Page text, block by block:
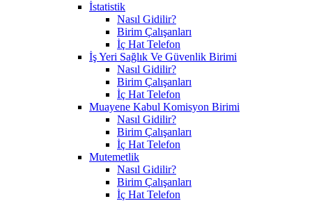
İstatistik
Nasıl Gidilir?
Birim Çalışanları
İç Hat Telefon
İş Yeri Sağlık Ve Güvenlik Birimi
Nasıl Gidilir?
Birim Çalışanları
İç Hat Telefon
Muayene Kabul Komisyon Birimi
Nasıl Gidilir?
Birim Çalışanları
İç Hat Telefon
Mutemetlik
Nasıl Gidilir?
Birim Çalışanları
İç Hat Telefon